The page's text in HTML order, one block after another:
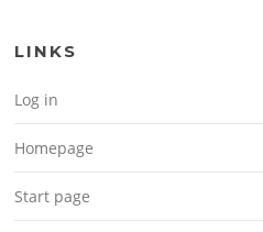
LINKS
Log in
Homepage
Start page